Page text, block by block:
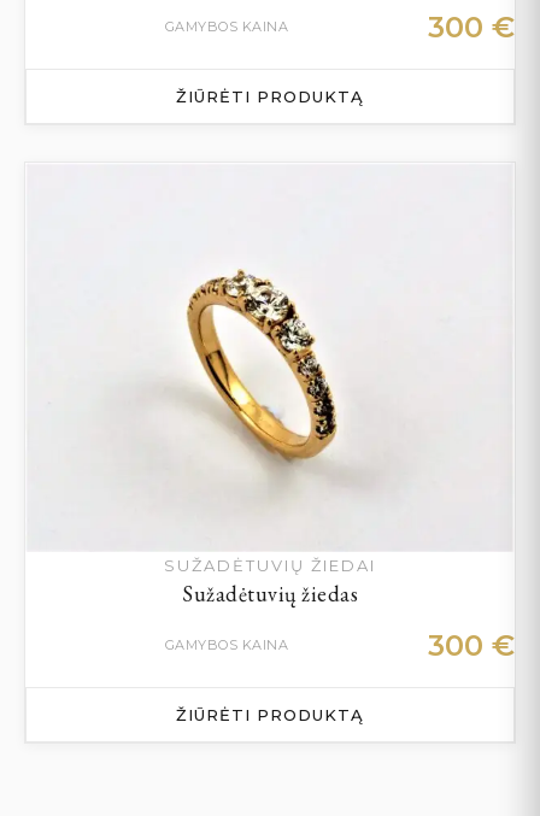
GAMYBOS KAINA 300 €
ŽIŪRĖTI PRODUKTĄ
SUŽADĖTUVIŲ ŽIEDAI
Sužadėtuvių žiedas
GAMYBOS KAINA 300 €
ŽIŪRĖTI PRODUKTĄ